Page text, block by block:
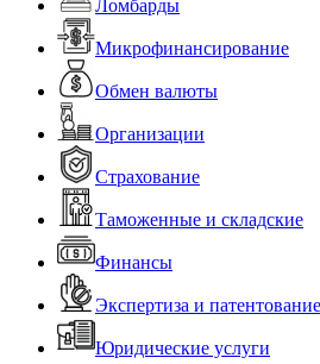
Ломбарды
Микрофинансирование
Обмен валюты
Организации
Страхование
Таможенные и складские
Финансы
Экспертиза и патентование
Юридические услуги